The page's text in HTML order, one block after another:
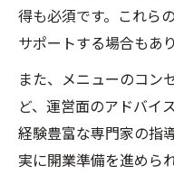
得も必須です。これら
サポートする場合もあり
また、メニューのコン
ど、運営面のアドバイ
経験豊富な専門家の指
実に開業準備を進められ